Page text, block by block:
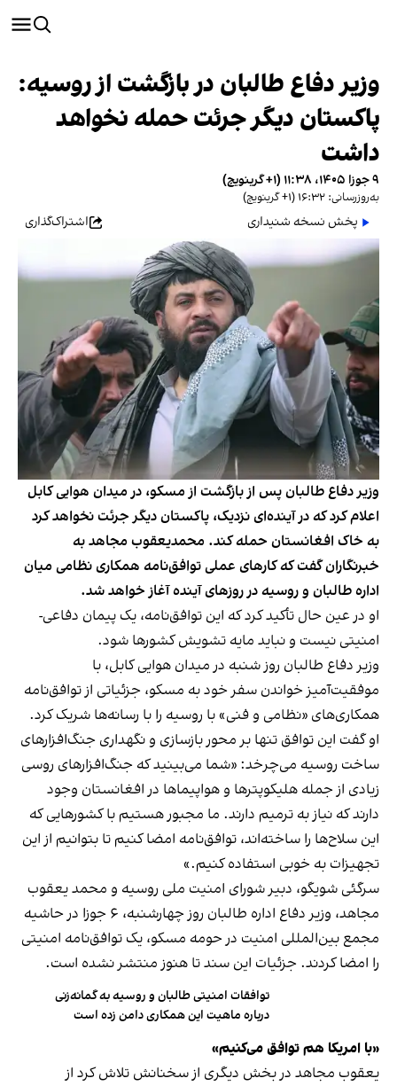
وزیر دفاع طالبان در بازگشت از روسیه:
پاکستان دیگر جرئت حمله نخواهد
داشت
۹ جوزا ۱۴۰۵، ۱۱:۳۸ (‎+۱ گرینویچ)
به‌روزرسانی: ۱۶:۳۲ (‎+۱ گرینویچ)
پخش نسخه شنیداری اشتراک‌گذاری
وزیر دفاع طالبان پس از بازگشت از مسکو، در میدان هوایی کابل
اعلام کرد که در آینده‌ای نزدیک، پاکستان دیگر جرئت نخواهد کرد
به خاک افغانستان حمله کند. محمدیعقوب مجاهد به
خبرنگاران گفت که کارهای عملی توافق‌نامه همکاری نظامی میان
اداره طالبان و روسیه در روزهای آینده آغاز خواهد شد.
او در عین حال تأکید کرد که این توافق‌نامه، یک پیمان دفاعی-
امنیتی نیست و نباید مایه تشویش کشورها شود.
وزیر دفاع طالبان روز شنبه در میدان هوایی کابل، با
موفقیت‌آمیز خواندن سفر خود به مسکو، جزئیاتی از توافق‌نامه
همکاری‌های «نظامی و فنی» با روسیه را با رسانه‌ها شریک کرد.
او گفت این توافق تنها بر محور بازسازی و نگهداری جنگ‌افزارهای
ساخت روسیه می‌چرخد: «شما می‌بینید که جنگ‌افزارهای روسی
زیادی از جمله هلیکوپترها و هواپیماها در افغانستان وجود
دارند که نیاز به ترمیم دارند. ما مجبور هستیم با کشورهایی که
این سلاح‌ها را ساخته‌اند، توافق‌نامه امضا کنیم تا بتوانیم از این
تجهیزات به خوبی استفاده کنیم.»
سرگئی شویگو، دبیر شورای امنیت ملی روسیه و محمد یعقوب
مجاهد، وزیر دفاع اداره طالبان روز چهارشنبه، ۶ جوزا در حاشیه
مجمع بین‌المللی امنیت در حومه مسکو، یک توافق‌نامه امنیتی
را امضا کردند. جزئیات این سند تا هنوز منتشر نشده است.
توافقات امنیتی طالبان و روسیه به گمانه‌زنی‌
درباره ماهیت این همکاری دامن زده است
«با امریکا هم توافق می‌کنیم»
یعقوب مجاهد در بخش دیگری از سخنانش تلاش کرد از